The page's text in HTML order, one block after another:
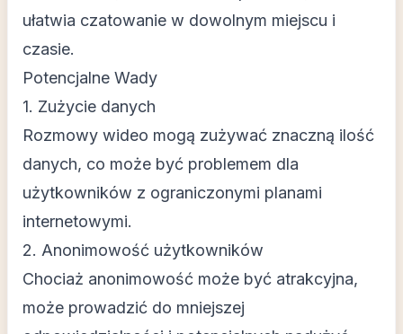
ułatwia czatowanie w dowolnym miejscu i
czasie.
Potencjalne Wady
1. Zużycie danych
Rozmowy wideo mogą zużywać znaczną ilość
danych, co może być problemem dla
użytkowników z ograniczonymi planami
internetowymi.
2. Anonimowość użytkowników
Chociaż anonimowość może być atrakcyjna,
może prowadzić do mniejszej